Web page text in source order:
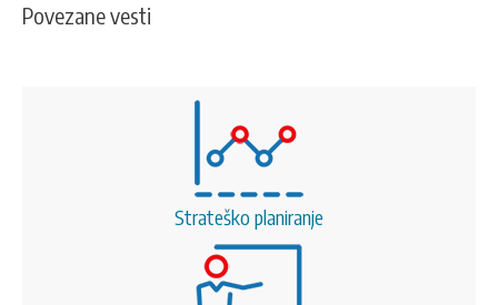
Povezane vesti
Strateško planiranje